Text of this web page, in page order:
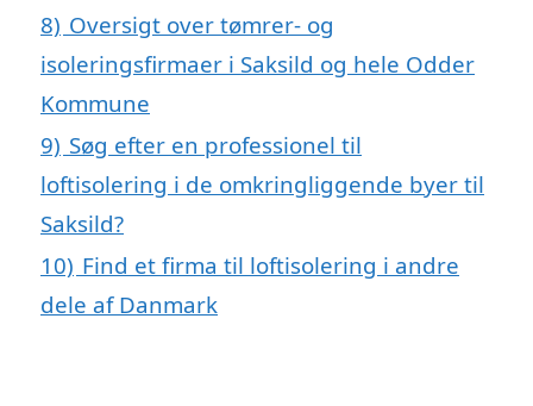
8) Oversigt over tømrer- og
isoleringsfirmaer i Saksild og hele Odder
Kommune
9) Søg efter en professionel til
loftisolering i de omkringliggende byer til
Saksild?
10) Find et firma til loftisolering i andre
dele af Danmark